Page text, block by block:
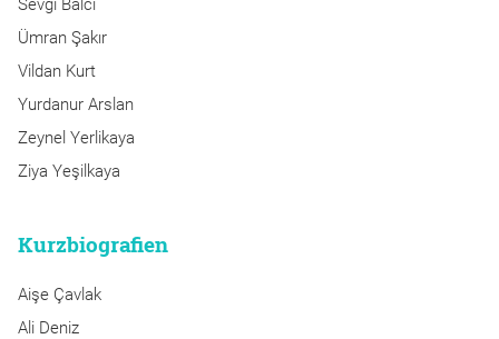
Sevgi Balcı
Ümran Şakır
Vildan Kurt
Yurdanur Arslan
Zeynel Yerlikaya
Ziya Yeşilkaya
Kurzbiografien
Aişe Çavlak
Ali Deniz